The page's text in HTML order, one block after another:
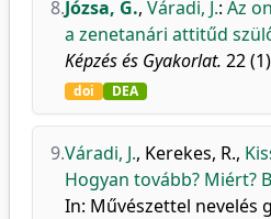
8.Józsa, G., Váradi, J.: Az
a zenetanári attitűd
Képzés és Gyakorlat. 22
doi DEA
9.Váradi, J., Kerekes, R.,
Hogyan tovább? Miért?
In: Művészettel nevelés